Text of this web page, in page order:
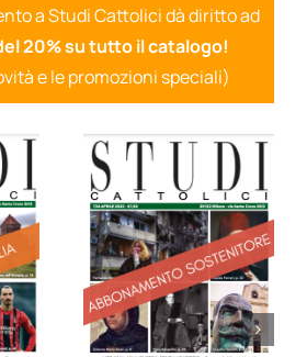
a Studi Cattolici dà diritto ad
20% su tutto il catalogo!
e le promozioni speciali)